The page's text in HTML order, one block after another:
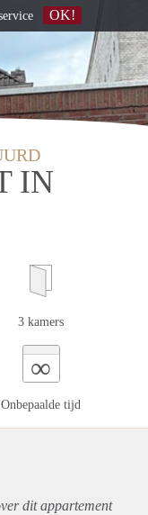
IN
3 kamers
∞
Onbepaalde tijd
ditappartement
OK!